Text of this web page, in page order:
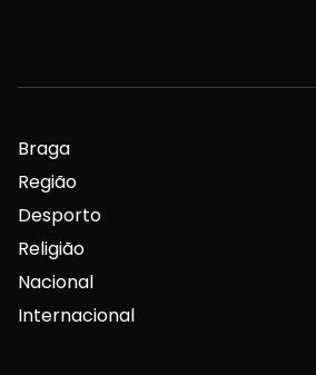
Braga
Região
Desporto
Religião
Nacional
Internacional